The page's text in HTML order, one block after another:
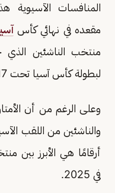
المنافسات الآسيوية
مقعده في نهائي كأس
منتخب الناشئين
لبطولة كأس آسيا تحت 17 عامًا.
وعلى الرغم من أن
والناشئين من اللقب
أرقامًا هي الأبرز بين
في 2025.